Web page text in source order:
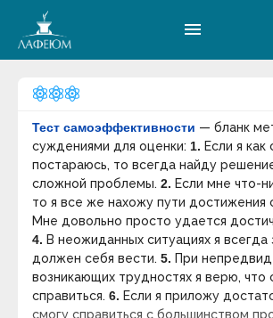
menu
Тест самоэффективности — бланк
суждениями для оценки: 1. Если я как
постараюсь, то всегда найду
сложной проблемы. 2. Если мне что-
то я все же нахожу пути достижения
Мне довольно просто удается
4. В неожиданных ситуациях я всегда
должен себя вести. 5. При
возникающих трудностях я верю, что
справиться. 6. Если я приложу
смогу справиться с большинством